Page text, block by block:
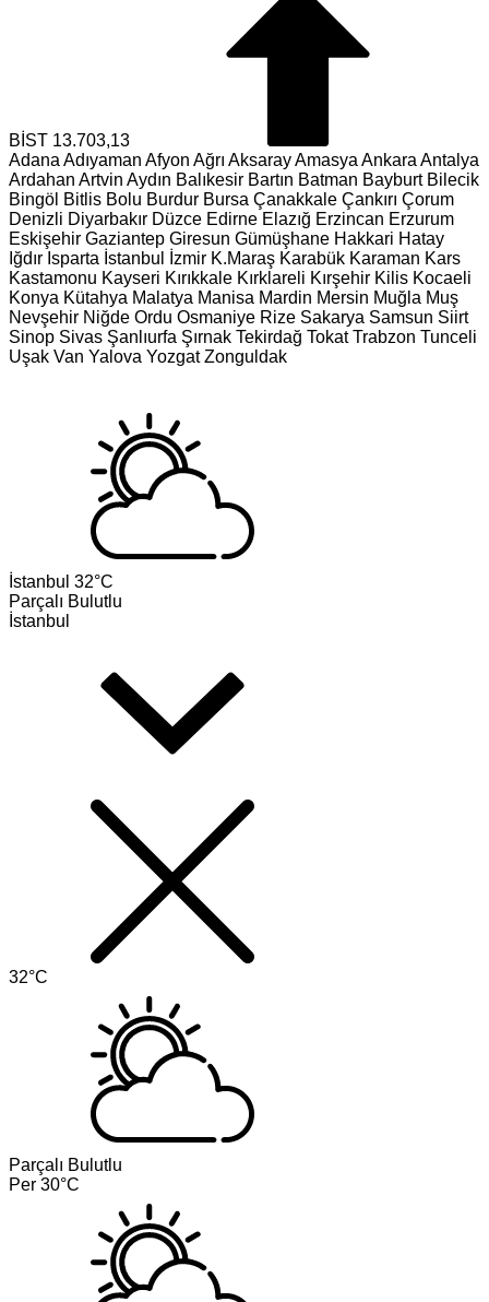
BİST 13.703,13
Adana Adıyaman Afyon Ağrı AksarayAmasya Ankara Antalya
Ardahan Artvin Aydın Balıkesir Bartın Batman Bayburt Bilecik
Bingöl Bitlis Bolu Burdur Bursa Çanakkale Çankırı Çorum
Denizli Diyarbakır Düzce Edirne Elazığ Erzincan Erzurum
Eskişehir Gaziantep Giresun Gümüşhane Hakkari Hatay
Iğdır Isparta İstanbul İzmir K.Maraş Karabük Karaman Kars
Kastamonu Kayseri Kırıkkale Kırklareli Kırşehir Kilis Kocaeli
Konya Kütahya Malatya Manisa Mardin Mersin Muğla Muş
Nevşehir Niğde Ordu Osmaniye Rize Sakarya Samsun Siirt
Sinop Sivas Şanlıurfa Şırnak Tekirdağ Tokat Trabzon Tunceli
Uşak Van Yalova Yozgat Zonguldak
İstanbul 32°C
Parçalı Bulutlu
İstanbul
32°C
Parçalı Bulutlu
Per 30°C